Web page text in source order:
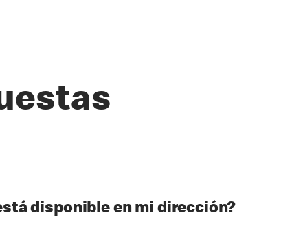
disponible en mi dirección?